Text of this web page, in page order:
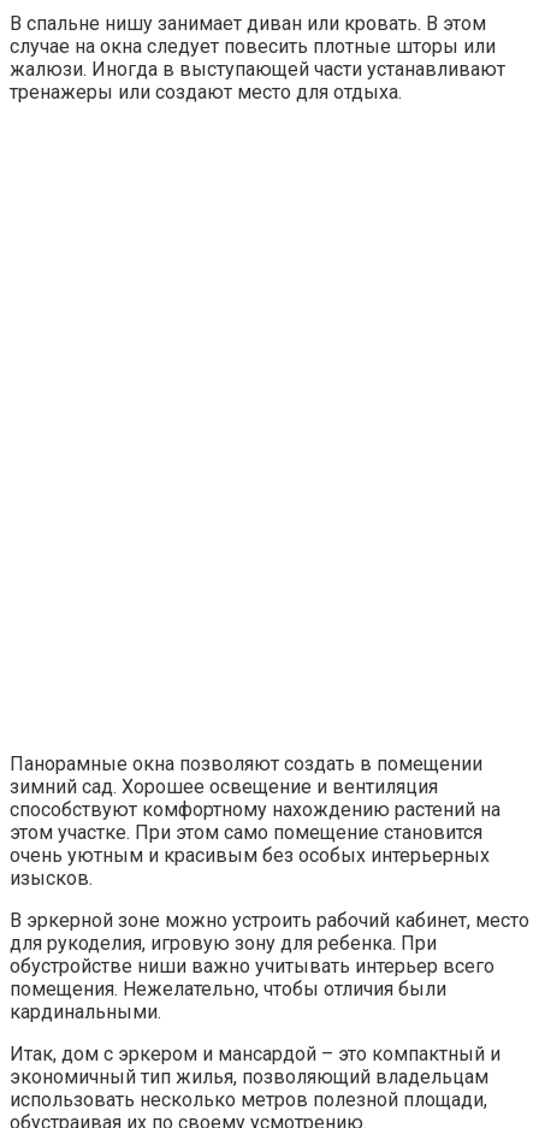
В спальне нишу занимает диван или кровать. В этом
случае на окна следует повесить плотные шторы или
жалюзи. Иногда в выступающей части устанавливают
тренажеры или создают место для отдыха.
Панорамные окна позволяют создать в помещении
зимний сад. Хорошее освещение и вентиляция
способствуют комфортному нахождению растений на
этом участке. При этом само помещение становится
очень уютным и красивым без особых интерьерных
изысков.
В эркерной зоне можно устроить рабочий кабинет, место
для рукоделия, игровую зону для ребенка. При
обустройстве ниши важно учитывать интерьер всего
помещения. Нежелательно, чтобы отличия были
кардинальными.
Итак, дом с эркером и мансардой – это компактный и
экономичный тип жилья, позволяющий владельцам
использовать несколько метров полезной площади,
обустраивая их по своему усмотрению.